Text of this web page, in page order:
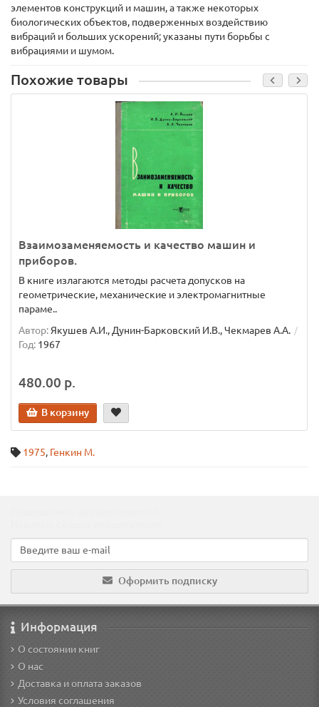
элементов конструкций и машин, а также некоторых
биологических объектов, подверженных воздействию
вибраций и больших ускорений; указаны пути борьбы с
вибрациями и шумом.
Похожие товары
Взаимозаменяемость и качество машин и
приборов.
В книге излагаются методы расчета допусков на
геометрические, механические и электромагнитные
параме..
Автор: Якушев А.И., Дунин-Барковский И.В., Чекмарев А.А.
Год: 1967
480.00 р.
В корзину
1975, Генкин М.
Оформить подписку
Информация
О состоянии книг
О нас
Доставка и оплата заказов
Условия соглашения